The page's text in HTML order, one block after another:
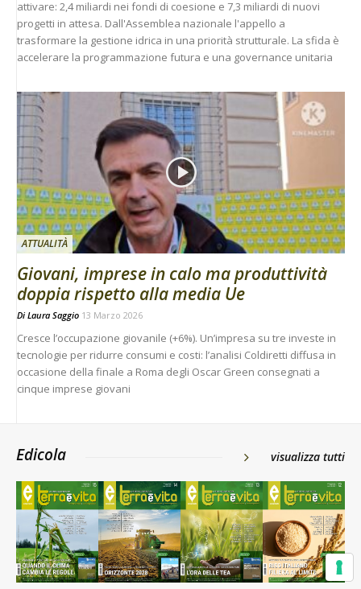
attivare: 2,4 miliardi nei fondi di coesione e 7,3 miliardi di nuovi
progetti in attesa. Dall'Assemblea nazionale l'appello a
trasformare la gestione idrica in una priorità strutturale. La sfida è
accelerare la programmazione futura e una governance unitaria
ATTUALITÀ
Giovani, imprese in calo ma produttività
doppia rispetto alla media Ue
Di Laura Saggio 13 Marzo 2026
Cresce l’occupazione giovanile (+6%). Un’impresa su tre investe in
tecnologie per ridurre consumi e costi: l’analisi Coldiretti diffusa in
occasione della finale a Roma degli Oscar Green consegnati a
cinque imprese giovani
Edicola visualizza tutti